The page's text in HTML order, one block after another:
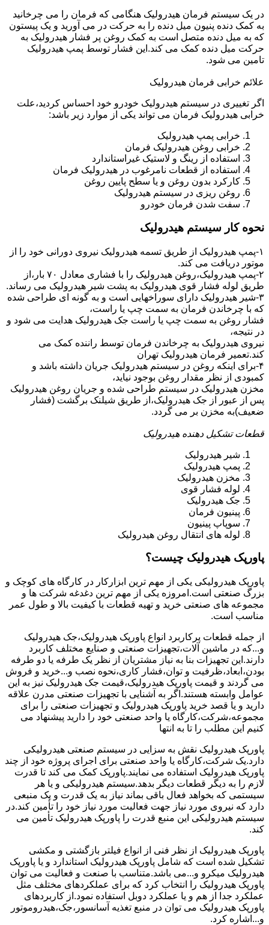
در یک سیستم فرمان هیدرولیک هنگامی که فرمان را می چرخانید
به کمک دنده پنیون میل دنده را به حرکت در می آورید و یک پیستون
که به میل دنده متصل است به کمک روغن پر فشار هیدرولیک به
حرکت میل دنده کمک می کند.این فشار توسط پمپ هیدرولیک
تامین می شود.
علائم خرابی فرمان هیدرولیک
اگر تغییری در سیستم هیدرولیک خودرو خود احساس کردید،علت
خرابی هیدرولیک فرمان می تواند یکی از موارد زیر باشد:
خرابی پمپ هیدرولیک
خرابی روغن هیدرولیک فرمان
استفاده از رینگ و لاستیک غیراستاندارد
استفاده از قطعات نامرغوب در هیدرولیک فرمان
کارکرد بدون روغن و یا سطح پایین روغن
روغن ریزی در سیستم هیدرولیک
سفت شدن فرمان خودرو
نحوه کار سیستم هیدرولیک
۱-پمپ هیدرولیک از طریق تسمه هیدرولیک نیروی دورانی خود را از
موتور دریافت می کند.
۲-پمپ هیدرولیک،روغن هیدرولیک را با فشاری معادل ۷۰ بار،از
طریق لوله فشار قوی هیدرولیک به پشت شیر هیدرولیک می رساند.
۳-شیر هیدرولیک دارای سوراخهایی است و به گونه ای طراحی شده
که با چرخاندن فرمان به سمت چپ یا راست،
فشار روغن به سمت چپ یا راست جک هیدرولیک هدایت می شود و
در نتیجه،
نیروی هیدرولیک به چرخاندن فرمان توسط راننده کمک می
کند.تعمیر فرمان هیدرولیک تهران
۴-برای اینکه روغن در سیستم هیدرولیک جریان داشته باشد و
کمبودی از نظر مقدار روغن بوجود نیاید،
مخزن هیدرولیک در سیستم طراحی شده و جریان روغن هیدرولیک
پس از عبور از جک هیدرولیک،از طریق شیلنک برگشت (فشار
ضعیف)به مخزن بر می گردد.
قطعات تشکیل دهنده هیدرولیک
شیر هیدرولیک
پمپ هیدرولیک
مخزن هیدرولیک
لوله فشار قوی
جک هیدرولیک
پینیون فرمان
سوپاپ پینیون
لوله های انتقال روغن هیدرولیک
پاورپک هیدرولیک چیست؟
پاورپک هیدرولیکی یکی از مهم ترین ابزارکار در کارگاه های کوچک و
بزرگ صنعتی است.امروزه یکی از مهم ترین دغدغه شرکت ها و
مجموعه های صنعتی خرید و تهیه قطعات با کیفیت بالا و طول عمر
مناسب است.
از جمله قطعات پرکاربرد انواع پاورپک هیدرولیک،جک هیدرولیک
و...که در ماشین آلات،تجهیزات صنعتی و صنایع مختلف کاربرد
دارند.این تجهیزات بنا به نیاز مشتریان از نظر یک طرفه یا دو طرفه
بودن،ابعاد،ظرفیت و توان،فشار کاری،نحوه نصب و...خرید و فروش
می گردند و قیمت پاورپک هیدرولیک،قیمت جک هیدرولیک نیز به این
عوامل وابسته هستند.اگر به آشنایی با تجهیزات صنعتی مدرن علاقه
دارید و یا قصد خرید پاورپک هیدرولیک و تجهیزات صنعتی را برای
مجموعه،شرکت،کارگاه یا واحد صنعتی خود را دارید پیشنهاد می
کنیم این مطلب را تا به انتها
پاورپک هیدرولیک نقش به سزایی در سیستم صنعتی هیدرولیکی
دارد.یک شرکت،کارگاه یا واحد صنعتی برای اجرای پروژه خود از چند
پاورپک هیدرولیک استفاده می نمایند.پاورپک کمک می کند تا قدرت
لازم را به دیگر قطعات دیگر بدهد.سیستم هیدرولیکی و یا هر
سیستمی که بخواهد فعال باقی بماند نیاز به یک قدرت و یک منبعی
دارد که نیروی مورد نیاز جهت فعالیت مورد نیاز خود را تأمین کند.در
سیستم هیدرولیکی این منبع قدرت را پاورپک هیدرولیک تأمین می
کند.
پاورپک هیدرولیک از نظر فنی از انواع فیلتر بازگشتی و مکشی
تشکیل شده است که شامل پاورپک هیدرولیک استاندارد و یا پاورپک
هیدرولیک میکرو و...می باشد.متناسب با صنعت و فعالیت می توان
پاورپک هیدرولیک را انتخاب کرد که برای عملکردهای مختلف مثل
عملکرد جدا از هم و یا عملکرد دوبل استفاده نمود.از کاربردهای
پاورپک هیدرولیک می توان در منبع تغذیه آسانسور،جک،هیدروموتور
و...اشاره کرد.